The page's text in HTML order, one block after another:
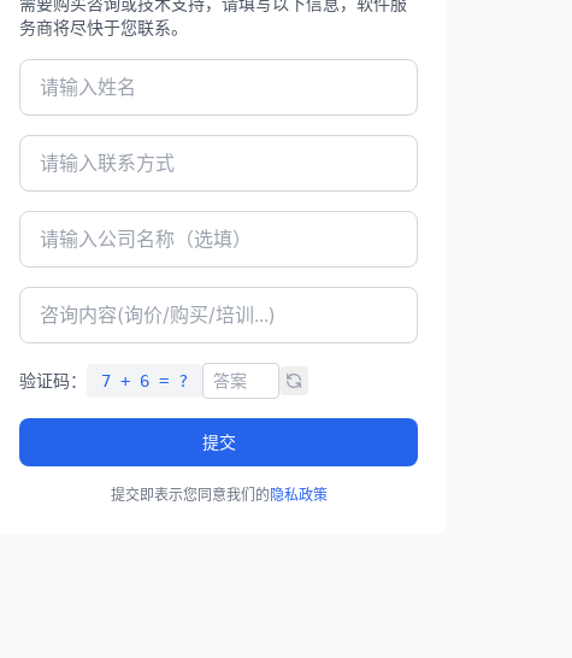
务商将尽快于您联系。
验证码： 7 + 6 = ?
提交
提交即表示您同意我们的隐私政策